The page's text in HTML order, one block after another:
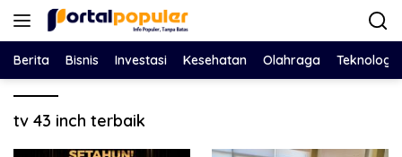
Langsung
Berita Bisnis Investasi Kesehatan Olahraga Teknologi
tv 43 inch terbaik